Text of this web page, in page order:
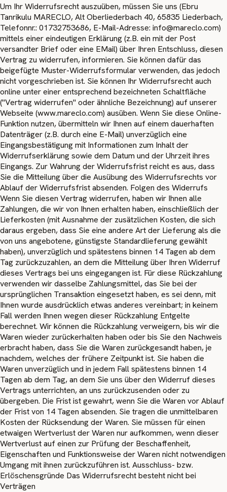
Um Ihr Widerrufsrecht auszuüben, müssen Sie uns (Ebru
Tanrikulu MARECLO, Alt Oberliederbach 40, 65835 Liederbach,
Telefonnr.: 01732753686, E-Mail-Adresse: info@mareclo.com)
mittels einer eindeutigen Erklärung (z.B. ein mit der Post
versandter Brief oder eine EMail) über Ihren Entschluss, diesen
Vertrag zu widerrufen, informieren. Sie können dafür das
beigefügte Muster-Widerrufsformular verwenden, das jedoch
nicht vorgeschrieben ist. Sie können Ihr Widerrufsrecht auch
online unter einer entsprechend bezeichneten Schaltfläche
("Vertrag widerrufen" oder ähnliche Bezeichnung) auf unserer
Webseite (www.mareclo.com) ausüben. Wenn Sie diese Online-
Funktion nutzen, übermitteln wir Ihnen auf einem dauerhaften
Datenträger (z.B. durch eine E-Mail) unverzüglich eine
Eingangsbestätigung mit Informationen zum Inhalt der
Widerrufserklärung sowie dem Datum und der Uhrzeit ihres
Eingangs. Zur Wahrung der Widerrufsfrist reicht es aus, dass
Sie die Mitteilung über die Ausübung des Widerrufsrechts vor
Ablauf der Widerrufsfrist absenden. Folgen des Widerrufs
Wenn Sie diesen Vertrag widerrufen, haben wir Ihnen alle
Zahlungen, die wir von Ihnen erhalten haben, einschließlich der
Lieferkosten (mit Ausnahme der zusätzlichen Kosten, die sich
daraus ergeben, dass Sie eine andere Art der Lieferung als die
von uns angebotene, günstigste Standardlieferung gewählt
haben), unverzüglich und spätestens binnen 14 Tagen ab dem
Tag zurückzuzahlen, an dem die Mitteilung über Ihren Widerruf
dieses Vertrags bei uns eingegangen ist. Für diese Rückzahlung
verwenden wir dasselbe Zahlungsmittel, das Sie bei der
ursprünglichen Transaktion eingesetzt haben, es sei denn, mit
Ihnen wurde ausdrücklich etwas anderes vereinbart; in keinem
Fall werden Ihnen wegen dieser Rückzahlung Entgelte
berechnet. Wir können die Rückzahlung verweigern, bis wir die
Waren wieder zurückerhalten haben oder bis Sie den Nachweis
erbracht haben, dass Sie die Waren zurückgesandt haben, je
nachdem, welches der frühere Zeitpunkt ist. Sie haben die
Waren unverzüglich und in jedem Fall spätestens binnen 14
Tagen ab dem Tag, an dem Sie uns über den Widerruf dieses
Vertrags unterrichten, an uns zurückzusenden oder zu
übergeben. Die Frist ist gewahrt, wenn Sie die Waren vor Ablauf
der Frist von 14 Tagen absenden. Sie tragen die unmittelbaren
Kosten der Rücksendung der Waren. Sie müssen für einen
etwaigen Wertverlust der Waren nur aufkommen, wenn dieser
Wertverlust auf einen zur Prüfung der Beschaffenheit,
Eigenschaften und Funktionsweise der Waren nicht notwendigen
Umgang mit ihnen zurückzuführen ist. Ausschluss- bzw.
Erlöschensgründe Das Widerrufsrecht besteht nicht bei
Verträgen